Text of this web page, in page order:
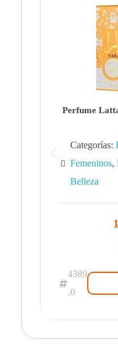
Perfume
Categorías:
Femeninos,
Belleza
4389
.0